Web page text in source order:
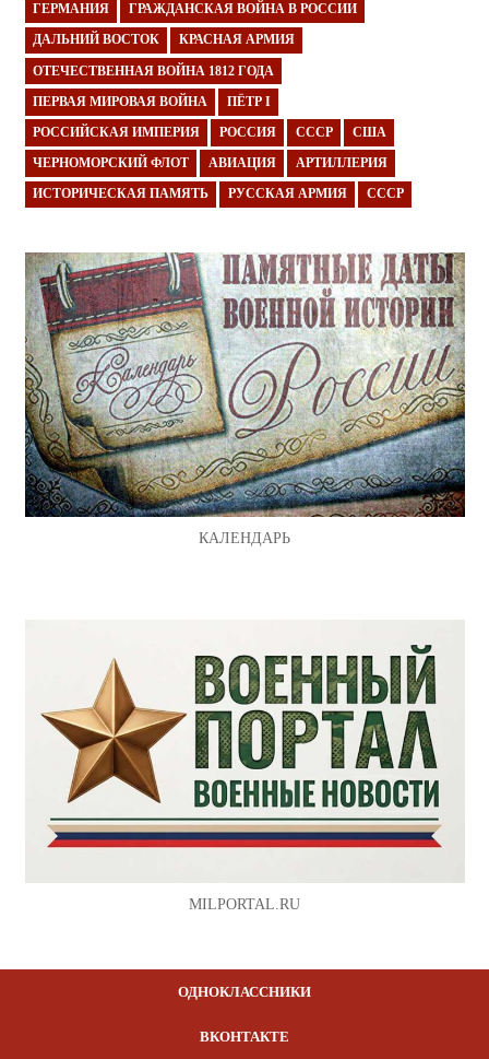
ГЕРМАНИЯ ГРАЖДАНСКАЯ ВОЙНА В РОССИИ
ДАЛЬНИЙ ВОСТОК КРАСНАЯ АРМИЯ
ОТЕЧЕСТВЕННАЯ ВОЙНА 1812 ГОДА
ПЕРВАЯ МИРОВАЯ ВОЙНА ПЁТР I
РОССИЙСКАЯ ИМПЕРИЯ РОССИЯ СССР США
ЧЕРНОМОРСКИЙ ФЛОТ АВИАЦИЯ АРТИЛЛЕРИЯ
ИСТОРИЧЕСКАЯ ПАМЯТЬ РУССКАЯ АРМИЯ СССР
КАЛЕНДАРЬ
MILPORTAL.RU
ОДНОКЛАССНИКИ
ВКОНТАКТЕ